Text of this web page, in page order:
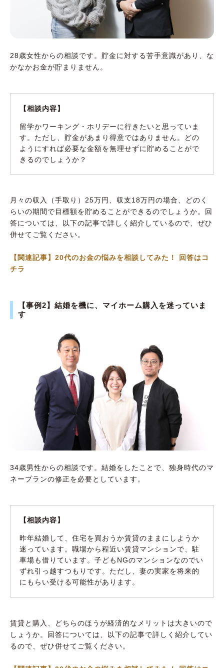
28歳女性からの相談です。貯金に対する苦手意識があり、な
かなかお金が貯まりません。
【相談内容】
留学かワーキング・ホリデーに行きたいと思っていま
す。ただし、貯金があまり得意ではありません。どの
ようにすれば必要な金額を無理せずに貯めることがで
きるのでしょうか？
月々の収入（手取り）25万円、収支18万円の場合、どのく
らいの期間で目標額を貯めることができるのでしょうか。回
答については、以下の記事で詳しく紹介しているので、ぜひ
併せてご覧ください。
【関連記事】20代のお金の悩みを相談してみた！ 回答はコ
チラ
【事例2】結婚を機に、マイホーム購入を迷っていま
す
34歳男性からの相談です。結婚をしたことで、独身時代のマ
ネープランの修正を必要としています。
【相談内容】
昨年結婚して、住宅を買おうか賃貸のままにしようか
迷っています。職場から程近い賃貸マンションで、駐
車場も借りています。子どもNGのマンションなのでい
ずれ引っ越すつもりです。ただし、妻の実家を将来的
にもらい受ける可能性があります。
賃貸と購入、どちらのほうが経済的なメリットは大きいので
しょうか。回答については、以下の記事で詳しく紹介してい
るので、ぜひ併せてご覧ください。